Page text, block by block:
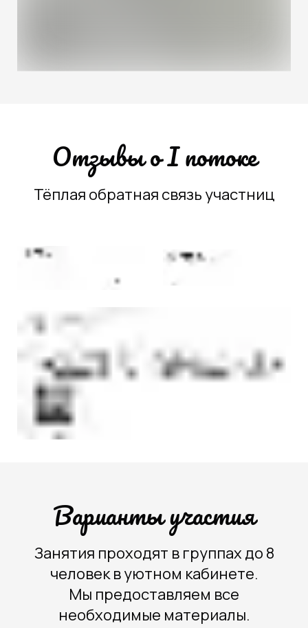
Отзывы о I потоке
Тёплая обратная связь участниц
Варианты участия
Занятия проходят в группах до 8
человек в уютном кабинете.
Мы предоставляем все
необходимые материалы.